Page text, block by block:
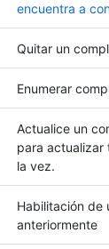
encuentra a
Quitar un
Enumerar
Actualice un
para actualizar
la vez.
Habilitación de
anteriormente